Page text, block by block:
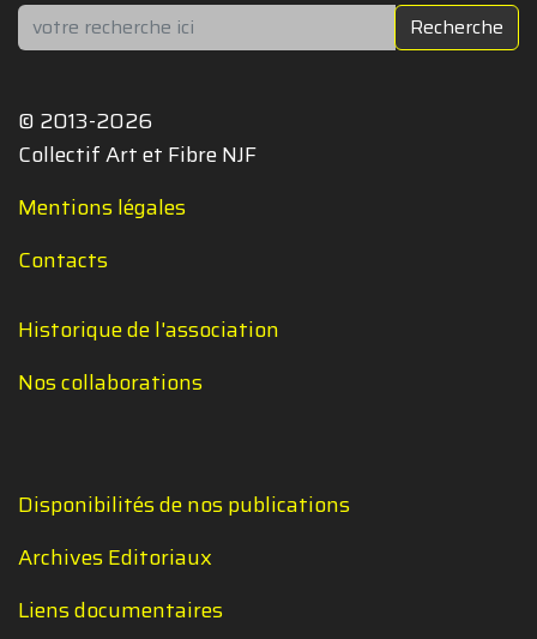
Rechercher Recherche
© 2013-2026
Collectif Art et Fibre NJF
Mentions légales
Contacts
Historique de l'association
Nos collaborations
Disponibilités de nos publications
Archives Editoriaux
Liens documentaires